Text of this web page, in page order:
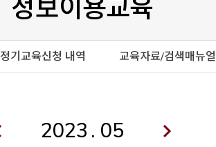
정보이용교육
정기교육신청 내역 교육자료/검색매뉴얼
.